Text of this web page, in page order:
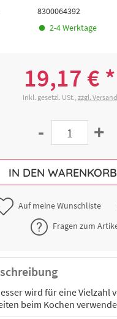
8300064392
2-4 Werktage
19,17 € *
Inkl. gesetzl. USt., zzgl. Versand
- +
IN DEN WARENKORB
Auf meine Wunschliste
Fragen zum
wird für eine Vielzahl
beim Kochen